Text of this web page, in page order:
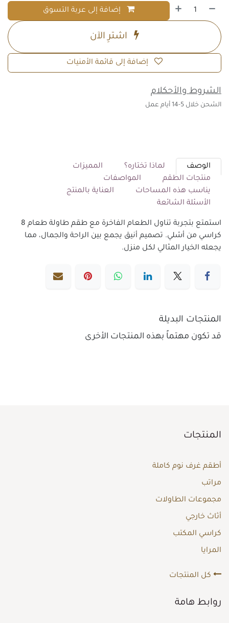
إضافة إلى عربة التسوق
اشترِ الآن
إضافة إلى قائمة الأمنيات
الشروط والأحكلام
الشحن خلال 5-14 أيام عمل
الوصف لماذا تختاره؟
المميزات
منتجات الطقم
المواصفات
يناسب هذه المساحات
العناية بالمنتج
الأسئلة الشائعة
استمتع بتجربة تناول الطعام الفاخرة مع طقم طاولة طعام 8
كراسي من أشلي. تصميم أنيق يجمع بين الراحة والجمال، مما
يجعله الخيار المثالي لكل منزل.
المنتجات البديلة
قد تكون مهتماً بهذه المنتجات الأخرى
المنتجات
أطقم غرف نوم كاملة
مراتب
مجموعات الطاولات
أثاث خارجي
كراسي المكتب
المرايا
كل المنتجات
روابط هامة